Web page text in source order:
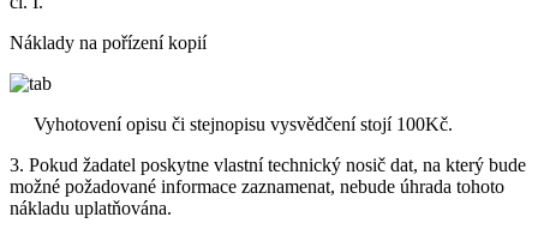
Náklady na pořízení kopií
Vyhotovení opisu či stejnopisu vysvědčení stojí 100Kč.
3. Pokud žadatel poskytne vlastní technický nosič dat, na který bude
možné požadované informace zaznamenat, nebude úhrada tohoto
nákladu uplatňována.